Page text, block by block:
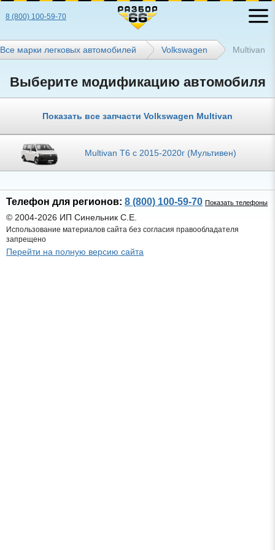
8 (800) 100-59-70
Все марки легковых автомобилей Volkswagen Multivan
Выберите модификацию автомобиля
Показать все запчасти Volkswagen Multivan
Multivan T6 с 2015-2020г (Мультивен)
Телефон для регионов: 8 (800) 100-59-70 Показать телефоны
© 2004-2026 ИП Синельник С.Е.
Использование материалов сайта без согласия правообладателя
запрещено
Перейти на полную версию сайта